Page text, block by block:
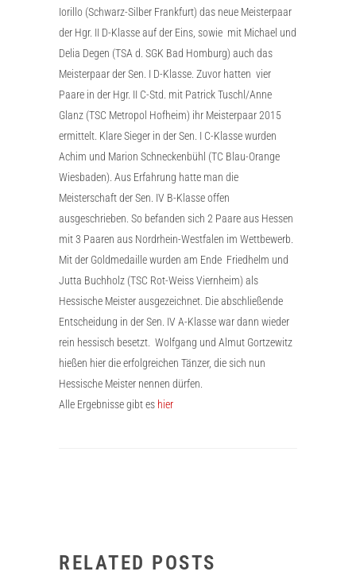
Iorillo (Schwarz-Silber Frankfurt) das neue Meisterpaar
der Hgr. II D-Klasse auf der Eins, sowie mit Michael und
Delia Degen (TSA d. SGK Bad Homburg) auch das
Meisterpaar der Sen. I D-Klasse. Zuvor hatten vier
Paare in der Hgr. II C-Std. mit Patrick Tuschl/Anne
Glanz (TSC Metropol Hofheim) ihr Meisterpaar 2015
ermittelt. Klare Sieger in der Sen. I C-Klasse wurden
Achim und Marion Schneckenbühl (TC Blau-Orange
Wiesbaden). Aus Erfahrung hatte man die
Meisterschaft der Sen. IV B-Klasse offen
ausgeschrieben. So befanden sich 2 Paare aus Hessen
mit 3 Paaren aus Nordrhein-Westfalen im Wettbewerb.
Mit der Goldmedaille wurden am Ende Friedhelm und
Jutta Buchholz (TSC Rot-Weiss Viernheim) als
Hessische Meister ausgezeichnet. Die abschließende
Entscheidung in der Sen. IV A-Klasse war dann wieder
rein hessisch besetzt. Wolfgang und Almut Gortzewitz
hießen hier die erfolgreichen Tänzer, die sich nun
Hessische Meister nennen dürfen.
Alle Ergebnisse gibt es hier
RELATED POSTS